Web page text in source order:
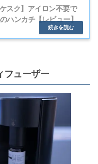
スク】アイロン不要で
ハンカチ【レビュー】
フューザー